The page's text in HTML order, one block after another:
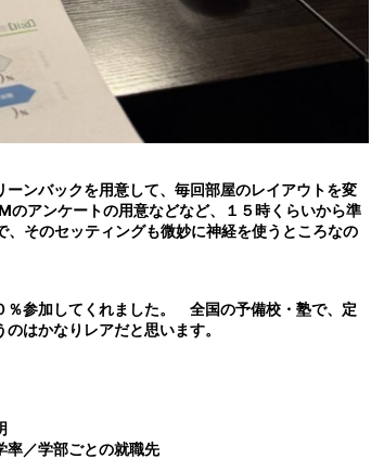
ンバックを用意して、毎回部屋のレイアウトを変
アンケートの用意などなど、１５時くらいから準
そのセッティングも微妙に神経を使うところなの
％参加してくれました。 全国の予備校・塾で、定
はかなりレアだと思います。
／学部ごとの就職先